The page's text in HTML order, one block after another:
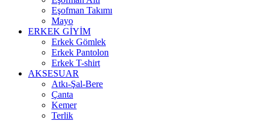
Eşofman Takımı
Mayo
ERKEK GİYİM
Erkek Gömlek
Erkek Pantolon
Erkek T-shirt
AKSESUAR
Atkı-Şal-Bere
Çanta
Kemer
Terlik